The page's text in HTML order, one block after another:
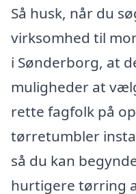
Så husk, når du
virksomhed til
i Sønderborg, at
muligheder at
rette fagfolk på
tørretumbler
så du kan
hurtigere tørring